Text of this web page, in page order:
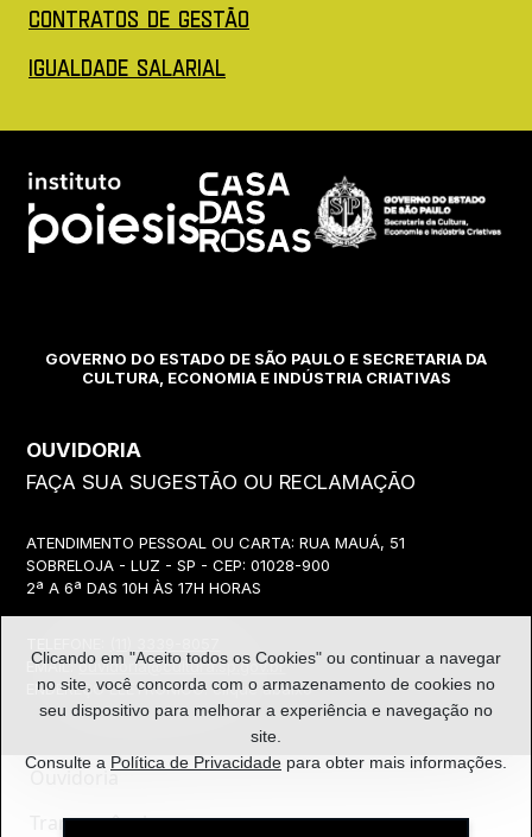
Clicando em "Aceito todos os Cookies" ou continuar a navegar
no site, você concorda com o armazenamento de cookies no
seu dispositivo para melhorar a experiência e navegação no
site.
Consulte a Política de Privacidade para obter mais informações.
Contratos de Gestão
IGUALDADE SALARIAL
Acessar site do Poiesis (Abre em nova aba)
Acessar site da Casa das
GOVERNO DO ESTADO DE SÃO PAULO E SECRETARIA DA
CULTURA, ECONOMIA E INDÚSTRIA CRIATIVAS
OUVIDORIA
FAÇA SUA SUGESTÃO OU RECLAMAÇÃO
ATENDIMENTO PESSOAL OU CARTA: RUA MAUÁ, 51
SOBRELOJA - LUZ - SP - CEP: 01028-900
2ª A 6ª DAS 10H ÀS 17H HORAS
EMAIL:ouvidoria@cultura.sp.gov.br
ENDEREÇO ELETRÔNICO: clique abaixo
Ouvidoria
Transparência